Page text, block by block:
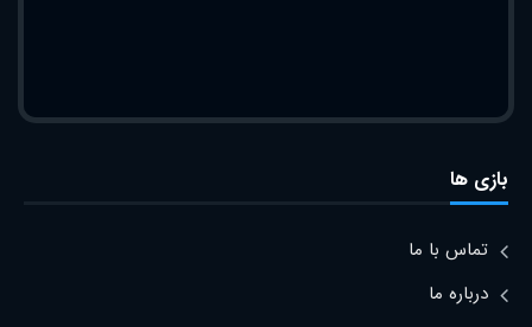
بازی ها
تماس با ما
درباره ما